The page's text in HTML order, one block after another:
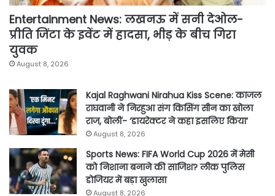
Entertainment News: लखनऊ में सनी देओल-
प्रीति जिंटा के इवेंट में हादसा, भीड़ के बीच गिरा
युवक
August 8, 2026
Kajal Raghwani Nirahua Kiss Scene: काजल
राघवानी ने निरहुआ संग किसिंग सीन का खोला
राज, बोलीं- ‘डायरेक्टर ने कहा इसलिए किया’
August 8, 2026
Sports News: FIFA World Cup 2026 में मेसी
को निशाना बनाने की साजिश? लीक पुलिस
डोजियर में बड़ा खुलासा
August 8, 2026